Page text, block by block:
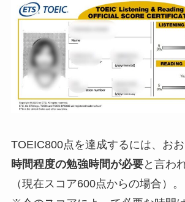
TOEIC800点を達成するには、お
時間程度の勉強時間が必要と言わ
（現在スコア600点からの場合）。